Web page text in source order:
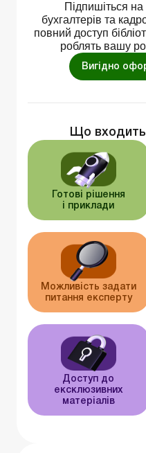
Підпишіться
бухгалтерів та
повний доступ
роблять вашу
Вигідно
Що
Готові рішення
і приклади
Можливість задати
питання експерту
Доступ до
ексклюзивних
матеріалів